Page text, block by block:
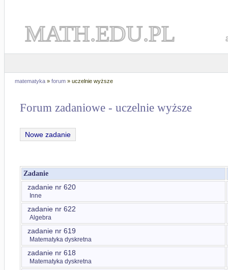
MATH.EDU.PL
matematyka » forum » uczelnie wyższe
Forum zadaniowe - uczelnie wyższe
Nowe zadanie
Zadanie
zadanie nr 620
Inne
zadanie nr 622
Algebra
zadanie nr 619
Matematyka dyskretna
zadanie nr 618
Matematyka dyskretna